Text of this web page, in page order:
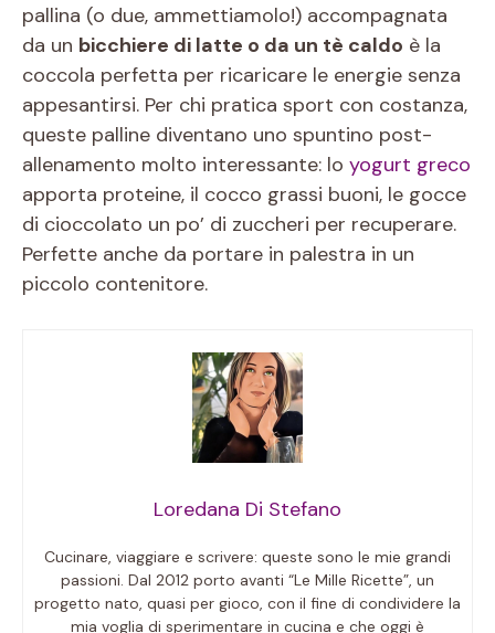
pallina (o due, ammettiamolo!) accompagnata
da un bicchiere di latte o da un tè caldo è la
coccola perfetta per ricaricare le energie senza
appesantirsi. Per chi pratica sport con costanza,
queste palline diventano uno spuntino post-
allenamento molto interessante: lo yogurt greco
apporta proteine, il cocco grassi buoni, le gocce
di cioccolato un po’ di zuccheri per recuperare.
Perfette anche da portare in palestra in un
piccolo contenitore.
Loredana Di Stefano
Cucinare, viaggiare e scrivere: queste sono le mie grandi
passioni. Dal 2012 porto avanti “Le Mille Ricette”, un
progetto nato, quasi per gioco, con il fine di condividere la
mia voglia di sperimentare in cucina e che oggi è